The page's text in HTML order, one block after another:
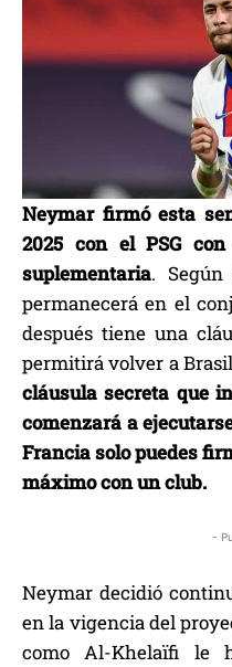
Neymar firmó esta
2025 con el PSG
suplementaria.
permanecerá en el
después tiene una
permitirá volver a
cláusula secreta que
comenzará a
Francia solo puedes
máximo con un club.
-
Neymar decidió
en la vigencia del
como Al-Khelaïfi le